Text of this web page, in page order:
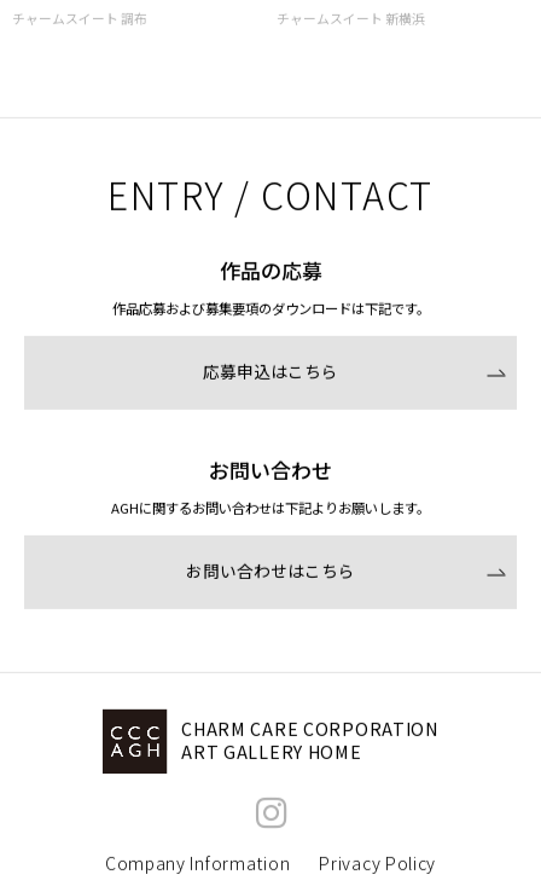
チャームスイート 調布 チャームスイート 新横浜
ENTRY / CONTACT
作品の応募
作品応募および募集要項のダウンロードは下記です。
応募申込はこちら
お問い合わせ
AGHに関するお問い合わせは下記よりお願いします。
お問い合わせはこちら
CHARM CARE CORPORATION
ART GALLERY HOME
Company Information Privacy Policy